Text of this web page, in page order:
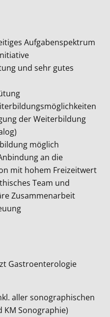
Aufgabenspektrum
und sehr gutes
der Weiterbildung
möglich
an die
mit hohem Freizeitwert
Team und
Zusammenarbeit
Gastroenterologie
aller sonographischen
KM Sonographie)